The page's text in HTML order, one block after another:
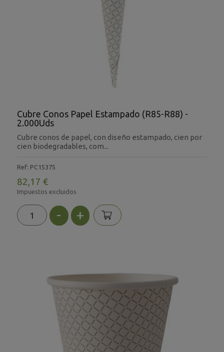
Cubre Conos Papel Estampado (R85-R88) -
2.000Uds
Cubre conos de papel, con diseño estampado, cien por
cien biodegradables, com...
Ref: PC15375
82,17 €
Impuestos excluidos
- +